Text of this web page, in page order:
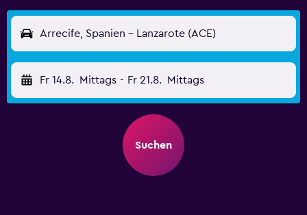
Arrecife, Spanien - Lanzarote (ACE)
Fr 14.8. Mittags - Fr 21.8. Mittags
Suchen